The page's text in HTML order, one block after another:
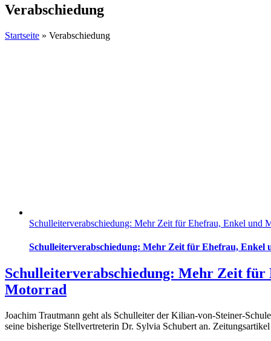
Verabschiedung
Startseite » Verabschiedung
Schulleiterverabschiedung: Mehr Zeit für Ehefrau, Enkel und
Schulleiterverabschiedung: Mehr Zeit für Ehefrau, Enkel
Schulleiterverabschiedung: Mehr Zeit für
Motorrad
Joachim Trautmann geht als Schulleiter der Kilian-von-Steiner-
seine bisherige Stellvertreterin Dr. Sylvia Schubert an.